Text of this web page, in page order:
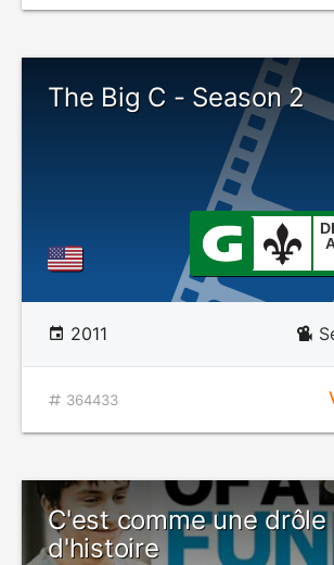
The Big C - Season 2
2011
364433
C'est comme une drôle
d'histoire